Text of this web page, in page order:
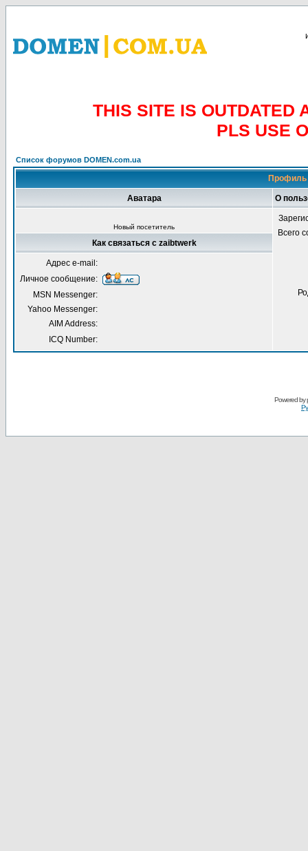
THIS SITE IS OUTDATED
PLS USE
Список форумов DOMEN.com.ua
Профиль
Аватара О
Новый посетитель
Всего
Как связаться с zaibtwerk
Адрес e-mail:
Личное сообщение:
MSN Messenger:
Yahoo Messenger:
AIM Address:
ICQ Number:
Powered by